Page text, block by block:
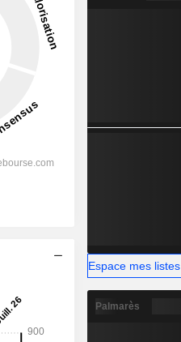
Espace mes listes
Palmarès